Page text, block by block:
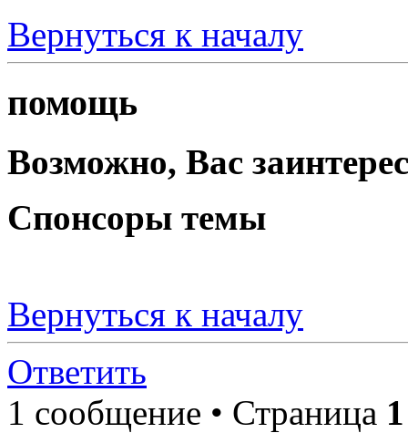
Вернуться к началу
помощь
Возможно, Вас
Спонсоры темы
Вернуться к началу
Ответить
1 сообщение • Страница 1